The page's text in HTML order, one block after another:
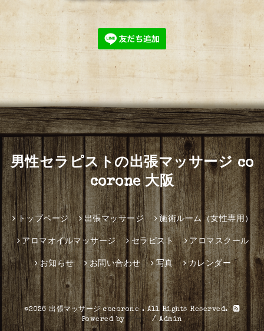
男性セラピストの出張マッサージ co
corone 大阪
トップページ 出張マッサージ 施術ルーム（女性専用）
アロマオイルマッサージ セラピスト アロマスクール
お知らせ お問い合わせ 写真 カレンダー
©2026出張マッサージ cocorone. All Rights Reserved.
Powered by
グーペ/Admin